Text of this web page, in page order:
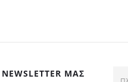
ΜΑΣ